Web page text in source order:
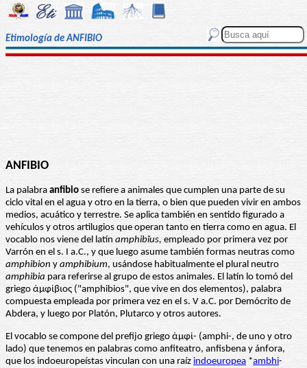
Etimología de ANFIBIO
ANFIBIO
La palabra anfibio se refiere a animales que cumplen una parte de su
ciclo vital en el agua y otro en la tierra, o bien que pueden vivir en ambos
medios, acuático y terrestre. Se aplica también en sentido figurado a
vehículos y otros artilugios que operan tanto en tierra como en agua. El
vocablo nos viene del latín amphibĭus, empleado por primera vez por
Varrón en el s. I a.C., y que luego asume también formas neutras como
amphibion y amphibium, usándose habitualmente el plural neutro
amphibia para referirse al grupo de estos animales. El latín lo tomó del
griego ἀμφίβιος ("amphibios", que vive en dos elementos), palabra
compuesta empleada por primera vez en el s. V a.C. por Demócrito de
Abdera, y luego por Platón, Plutarco y otros autores.
El vocablo se compone del prefijo griego ἀμφί- (amphi-, de uno y otro
lado) que tenemos en palabras como anfiteatro, anfisbena y ánfora,
que los indoeuropeístas vinculan con una raíz indoeuropea *ambhi-